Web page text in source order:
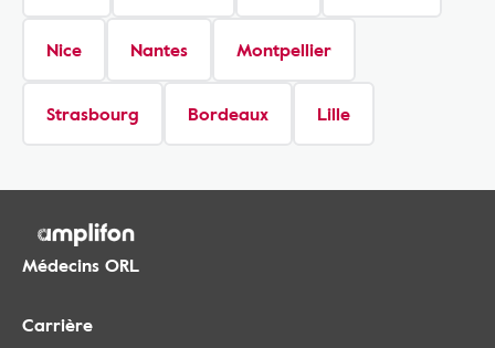
Nice Nantes Montpellier
Strasbourg Bordeaux Lille
Médecins ORL
Carrière